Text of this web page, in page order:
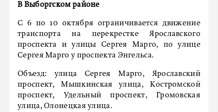
В Выборгском районе
С 6 по 10 октября ограничивается движение
транспорта на перекрестке Ярославского
проспекта и улицы Сергея Марго, по улице
Сергея Марго у проспекта Энгельса.
Объезд: улица Сергея Марго, Ярославский
проспект, Мышкинская улица, Костромской
проспект, Удельный проспект, Громовская
улица, Олонецкая улица.